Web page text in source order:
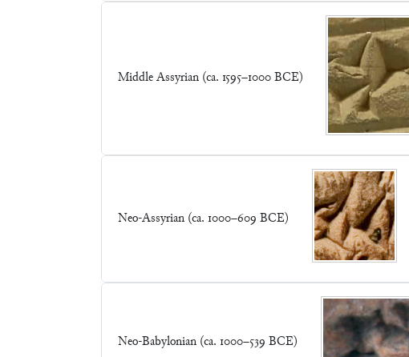
Middle Assyrian (ca. 1595–1000 BCE)
Neo-Assyrian (ca. 1000–609 BCE)
Neo-Babylonian (ca. 1000–539 BCE)